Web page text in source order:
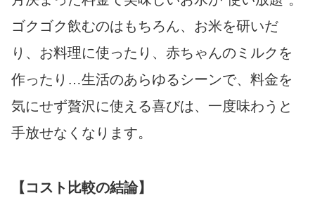
ゴクゴク飲むのはもちろん、お米を研いだ
り、お料理に使ったり、赤ちゃんのミルクを
作ったり…生活のあらゆるシーンで、料金を
気にせず贅沢に使える喜びは、一度味わうと
手放せなくなります。
【コスト比較の結論】